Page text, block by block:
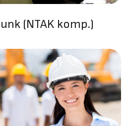
(NTAK komp.)